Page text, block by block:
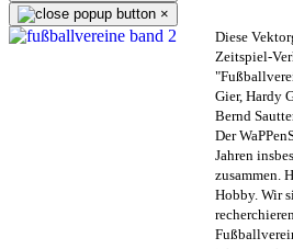
×
Diese
Zeitspiel-
Gier, Hardy
Bernd
Der
Jahren
zusammen.
Hobby. Wir